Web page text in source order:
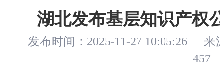
湖北发布基层知识产权
发布时间：2025-11-27 10:05:26
来
457